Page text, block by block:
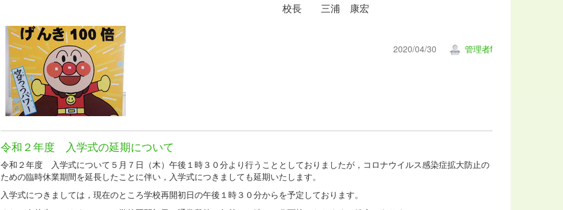
校長 三浦 康宏
2020/04/30 管理者f
令和２年度 入学式の延期について
令和２年度 入学式について５月７日（木）午後１時３０分より行うこととしておりましたが，コロナウイルス感染症拡大防止の
ための臨時休業期間を延長したことに伴い，入学式につきましても延期いたします。
入学式につきましては，現在のところ学校再開初日の午後１時３０分からを予定しております。